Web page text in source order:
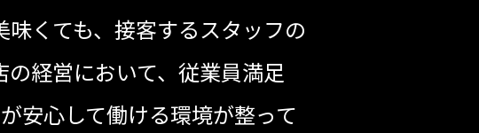
くても、接客するスタッフの
経営において、従業員満足
安心して働ける環境が整って